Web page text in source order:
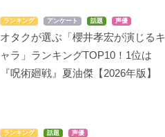
ランキング アンケート 話題 声優
オタクが選ぶ「櫻井孝宏が演じるキ
ャラ」ランキングTOP10！1位は
『呪術廻戦』夏油傑【2026年版】
ランキング 話題 声優